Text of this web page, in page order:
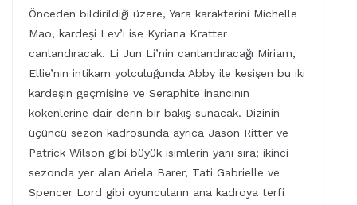
Önceden bildirildiği üzere, Yara karakterini Michelle
Mao, kardeşi Lev’i ise Kyriana Kratter
canlandıracak. Li Jun Li’nin canlandıracağı Miriam,
Ellie’nin intikam yolculuğunda Abby ile kesişen bu iki
kardeşin geçmişine ve Seraphite inancının
kökenlerine dair derin bir bakış sunacak. Dizinin
üçüncü sezon kadrosunda ayrıca Jason Ritter ve
Patrick Wilson gibi büyük isimlerin yanı sıra; ikinci
sezonda yer alan Ariela Barer, Tati Gabrielle ve
Spencer Lord gibi oyuncuların ana kadroya terfi